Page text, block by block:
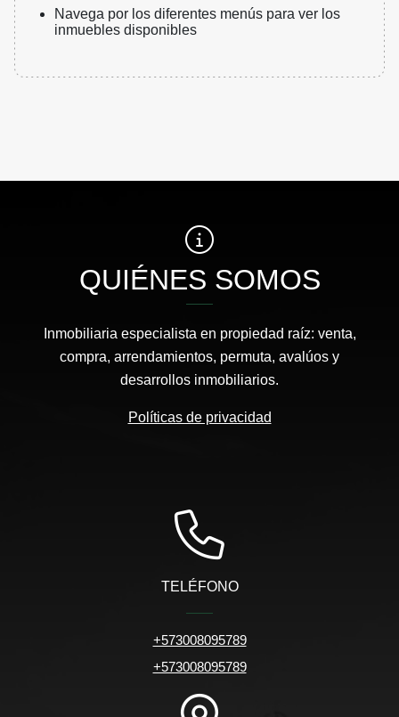
Navega por los diferentes menús para ver los
inmuebles disponibles
QUIÉNES SOMOS
Inmobiliaria especialista en propiedad raíz: venta,
compra, arrendamientos, permuta, avalúos y
desarrollos inmobiliarios.
Políticas de privacidad
TELÉFONO
+573008095789
+573008095789